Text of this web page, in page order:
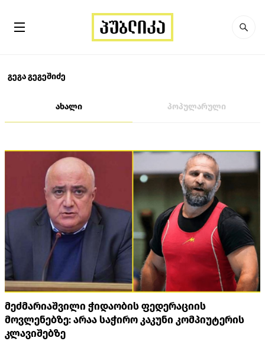
გეგა გეგეშიძე
ახალი პოპულარული
მეძმარიაშვილი ჭიდაობის ფედერაციის
მოვლენებზე: არაა საჭირო კაკუნი კომპიუტერის
კლავიშებზე